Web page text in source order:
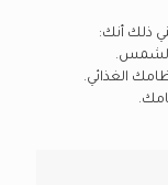
ذلك أنك:
الشمس.
الغذائي.